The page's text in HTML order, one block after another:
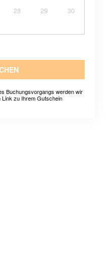
28 29
30
Buchungsvorgangs werden wir
Link zu Ihrem Gutschein